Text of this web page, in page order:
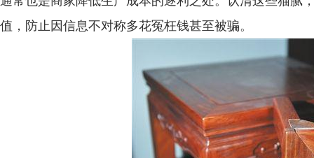
值，防止因信息不对称多花冤枉钱甚至被骗。